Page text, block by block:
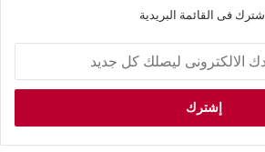
اشترك فى القائمة البريدية